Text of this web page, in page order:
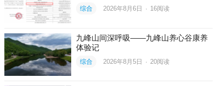
综合 2026年8月6日 · 16阅读
九峰山间深呼吸——九峰山养心谷康养
体验记
综合 2026年8月5日 · 20阅读